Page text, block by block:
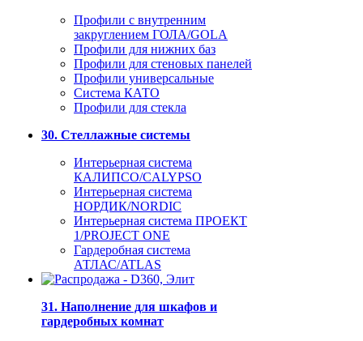
Профили с внутренним
закруглением ГОЛА/GOLA
Профили для нижних баз
Профили для стеновых панелей
Профили универсальные
Система КАТО
Профили для стекла
30. Стеллажные системы
Интерьерная система
КАЛИПСО/CALYPSO
Интерьерная система
НОРДИК/NORDIC
Интерьерная система ПРОЕКТ
1/PROJECT ONE
Гардеробная система
АТЛАС/ATLAS
31. Наполнение для шкафов и
гардеробных комнат